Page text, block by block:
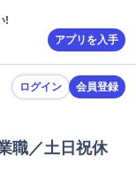
!
アプリを入手
ログイン 会員登録
職／土日祝休